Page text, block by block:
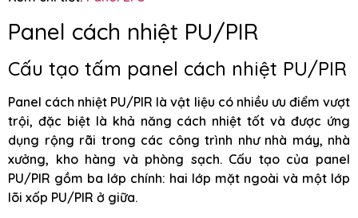
Panel cách nhiệt PU/PIR
Cấu tạo tấm panel cách nhiệt PU/PIR
Panel cách nhiệt PU/PIR là vật liệu có nhiều ưu điểm vượt
trội, đặc biệt là khả năng cách nhiệt tốt và được ứng
dụng rộng rãi trong các công trình như nhà máy, nhà
xưởng, kho hàng và phòng sạch. Cấu tạo của panel
PU/PIR gồm ba lớp chính: hai lớp mặt ngoài và một lớp
lõi xốp PU/PIR ở giữa.